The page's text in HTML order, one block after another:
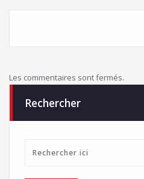
Les commentaires sont fermés.
Rechercher